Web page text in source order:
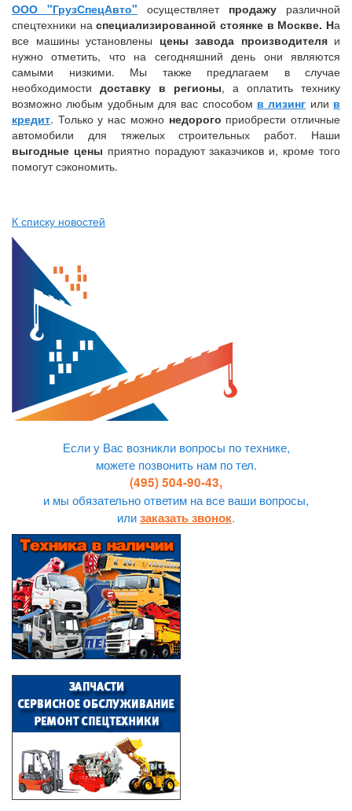
ООО "ГрузСпецАвто" осуществляет продажу различной
спецтехники наспециализированной стоянке в Москве. На
все машины установлены цены завода производителяи
нужно отметить, что на сегодняшний день они являются
самыми низкими. Мы также предлагаем в случае
необходимости доставку в регионы, а оплатить технику
возможно любым удобным для вас способом в лизинг или в
кредит. Только у нас можно недорого приобрести отличные
автомобили для тяжелых строительных работ. Наши
выгодные цены приятно порадуют заказчиков и, кроме того
помогут сэкономить.
К списку новостей
Если у Вас возникли вопросы по технике,
можете позвонить нам по тел.
(495) 504-90-43,
и мы обязательно ответим на все ваши вопросы,
илизаказать звонок.